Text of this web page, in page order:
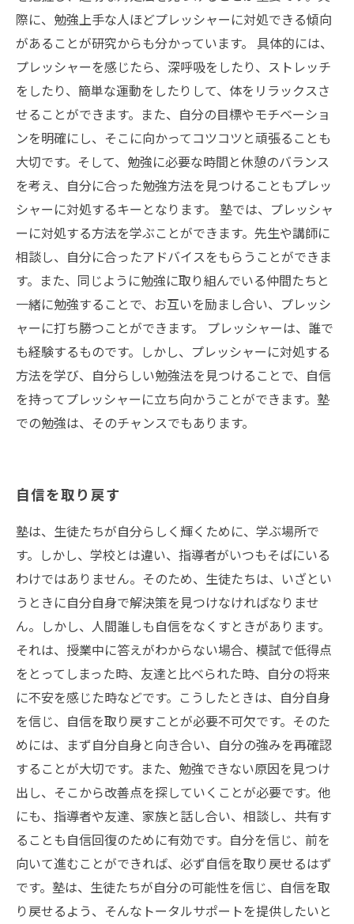
際に、勉強上手な人ほどプレッシャーに対処できる傾向
があることが研究からも分かっています。 具体的には、
プレッシャーを感じたら、深呼吸をしたり、ストレッチ
をしたり、簡単な運動をしたりして、体をリラックスさ
せることができます。また、自分の目標やモチベーショ
ンを明確にし、そこに向かってコツコツと頑張ることも
大切です。そして、勉強に必要な時間と休憩のバランス
を考え、自分に合った勉強方法を見つけることもプレッ
シャーに対処するキーとなります。 塾では、プレッシャ
ーに対処する方法を学ぶことができます。先生や講師に
相談し、自分に合ったアドバイスをもらうことができま
す。また、同じように勉強に取り組んでいる仲間たちと
一緒に勉強することで、お互いを励まし合い、プレッシ
ャーに打ち勝つことができます。 プレッシャーは、誰で
も経験するものです。しかし、プレッシャーに対処する
方法を学び、自分らしい勉強法を見つけることで、自信
を持ってプレッシャーに立ち向かうことができます。塾
での勉強は、そのチャンスでもあります。
自信を取り戻す
塾は、生徒たちが自分らしく輝くために、学ぶ場所で
す。しかし、学校とは違い、指導者がいつもそばにいる
わけではありません。そのため、生徒たちは、いざとい
うときに自分自身で解決策を見つけなければなりませ
ん。しかし、人間誰しも自信をなくすときがあります。
それは、授業中に答えがわからない場合、模試で低得点
をとってしまった時、友達と比べられた時、自分の将来
に不安を感じた時などです。こうしたときは、自分自身
を信じ、自信を取り戻すことが必要不可欠です。そのた
めには、まず自分自身と向き合い、自分の強みを再確認
することが大切です。また、勉強できない原因を見つけ
出し、そこから改善点を探していくことが必要です。他
にも、指導者や友達、家族と話し合い、相談し、共有す
ることも自信回復のために有効です。自分を信じ、前を
向いて進むことができれば、必ず自信を取り戻せるはず
です。塾は、生徒たちが自分の可能性を信じ、自信を取
り戻せるよう、そんなトータルサポートを提供したいと